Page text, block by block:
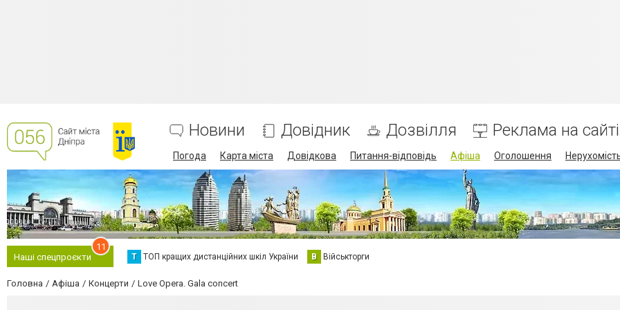
Новини Довідник Дозвілля Реклама на сайті
Погода Карта міста Довідкова Питання-відповідь Афіша Оголошення
Наші спецпроєкти
11
Т ТОП кращих дистанційних шкіл України В Військторги
Головна Афіша Концерти Love Opera. Gala concert